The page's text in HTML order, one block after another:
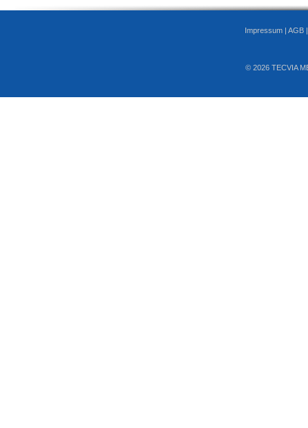
Impressum | AGB
© 2026 TECVIA